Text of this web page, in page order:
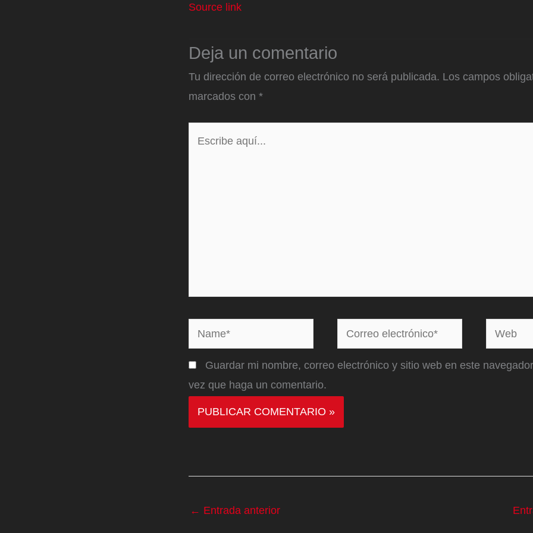
Source link
Deja un comentario
Tu dirección de correo electrónico no será publicada. Los campos
marcados con *
Name*
Correo
electrónico*
Web
Guardar mi nombre, correo electrónico y sitio web en este
vez que haga un comentario.
← Entrada anterior